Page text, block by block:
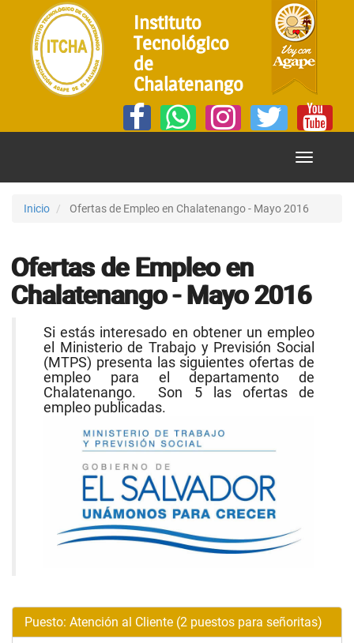
Instituto
Tecnológico
de
Chalatenango
Mostrar
Inicio Ofertas de Empleo en Chalatenango - Mayo 2016
Ofertas de Empleo en
Chalatenango - Mayo 2016
Si estás interesado en obtener un empleo
el Ministerio de Trabajo y Previsión Social
(MTPS) presenta las siguientes ofertas de
empleo para el departamento de
Chalatenango. Son 5 las ofertas de
empleo publicadas.
Puesto: Atención al Cliente (2 puestos para señoritas)